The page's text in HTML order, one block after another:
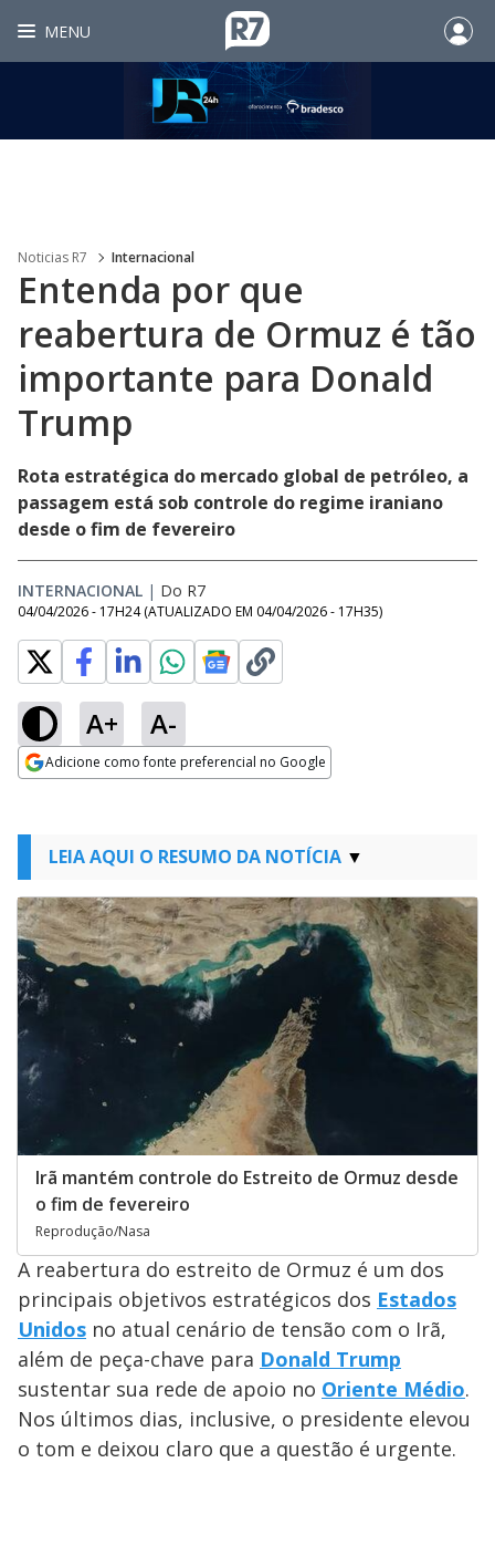
MENU
Noticias R7 Internacional
Entenda por que
reabertura de Ormuz é tão
importante para Donald
Trump
Rota estratégica do mercado global de petróleo, a
passagem está sob controle do regime iraniano
desde o fim de fevereiro
INTERNACIONAL | Do R7
04/04/2026 - 17H24 (ATUALIZADO EM 04/04/2026 - 17H35)
A+ A-
Adicione como fonte preferencial no Google
LEIA AQUI O RESUMO DA NOTÍCIA
Irã mantém controle do Estreito de Ormuz desde
o fim de fevereiro
Reprodução/Nasa
A reabertura do estreito de Ormuz é um dos
principais objetivos estratégicos dos Estados
Unidos no atual cenário de tensão com o Irã,
além de peça-chave para Donald Trump
sustentar sua rede de apoio no Oriente Médio.
Nos últimos dias, inclusive, o presidente elevou
o tom e deixou claro que a questão é urgente.